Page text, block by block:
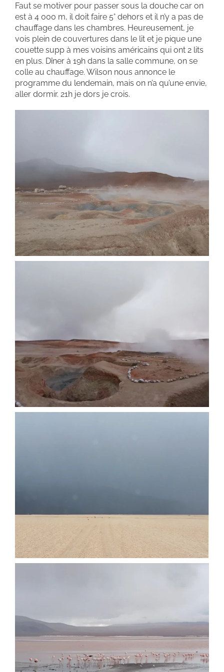
Faut se motiver pour passer sous la douche car on
est à 4 000 m, il doit faire 5° dehors et il n’y a pas de
chauffage dans les chambres. Heureusement, je
vois plein de couvertures dans le lit et je pique une
couette supp à mes voisins américains qui ont 2 lits
en plus. Dîner à 19h dans la salle commune, on se
colle au chauffage. Wilson nous annonce le
programme du lendemain, mais on n’a qu’une envie,
aller dormir. 21h je dors je crois.